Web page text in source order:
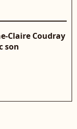
Claire Coudray
son